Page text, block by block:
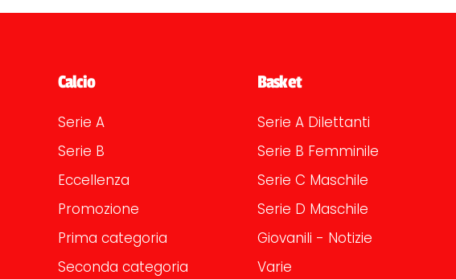
Calcio
Serie A
Serie B
Eccellenza
Promozione
Prima categoria
Seconda categoria
Basket
Serie A Dilettanti
Serie B Femminile
Serie C Maschile
Serie D Maschile
Giovanili - Notizie
Varie